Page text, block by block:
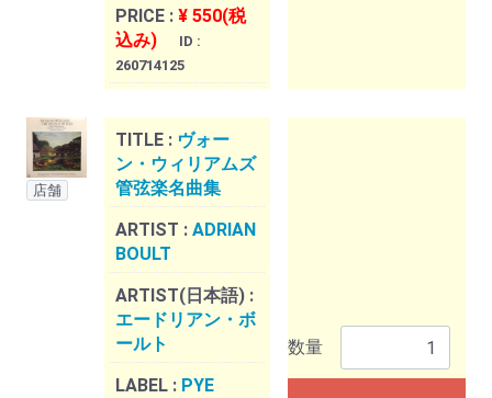
PRICE : ¥ 550(税
込み)
ID :
260714125
店舗
TITLE : ヴォー
ン・ウィリアムズ
管弦楽名曲集
ARTIST : ADRIAN
BOULT
ARTIST(日本語) :
エードリアン・ボ
ールト
LABEL : PYE
数量